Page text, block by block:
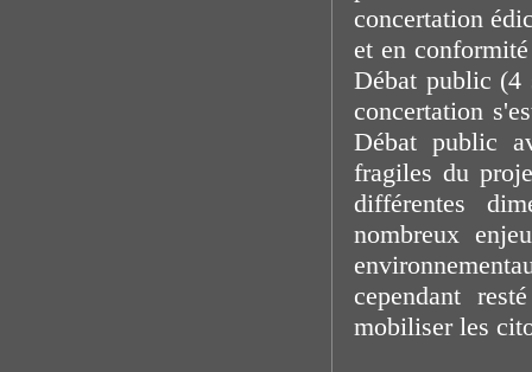
concertation
et en
Débat public (4
concertation
Débat public
fragiles du
différentes
nombreux
cependant
mobiliser les